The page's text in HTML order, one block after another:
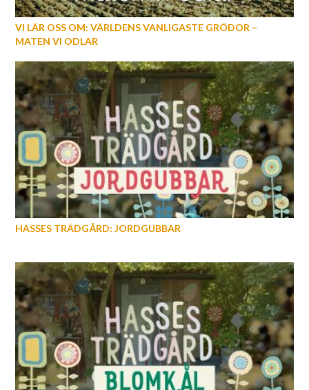
VI LÄR OSS OM: VÄRLDENS VANLIGASTE GRÖDOR –
MATEN VI ODLAR
HASSES TRÄDGÅRD: JORDGUBBAR